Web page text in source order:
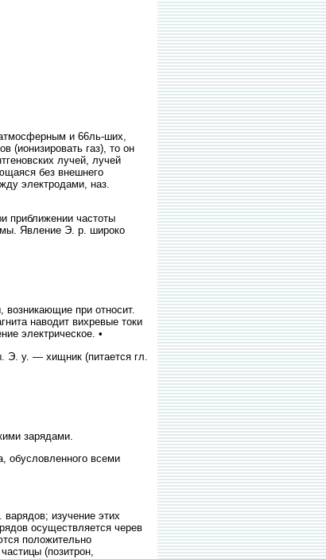
и 66ль-ших,
(ионизировать газ), то он
лучей, лучей
без внешнего
электродами, наз.
приближении частоты
Явление Э. р. широко
при относит.
наводит вихревые токи
электрическое. •
у. — хищник (питается гл.
зарядами.
всеми
изучение этих
осуществляется черев
положительно
(позитрон,